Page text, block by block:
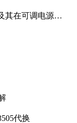
其在可调电源设
代换